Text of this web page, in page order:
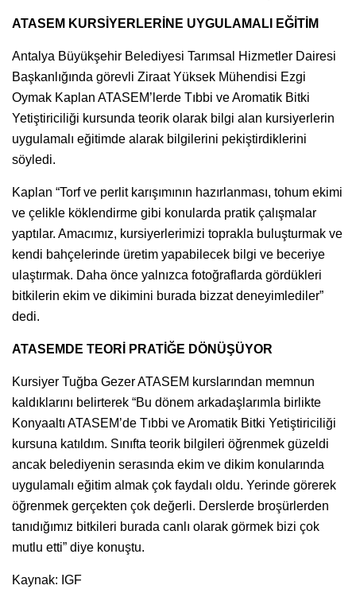
ATASEM KURSİYERLERİNE UYGULAMALI EĞİTİM
Antalya Büyükşehir Belediyesi Tarımsal Hizmetler Dairesi
Başkanlığında görevli Ziraat Yüksek Mühendisi Ezgi
Oymak Kaplan ATASEM’lerde Tıbbi ve Aromatik Bitki
Yetiştiriciliği kursunda teorik olarak bilgi alan kursiyerlerin
uygulamalı eğitimde alarak bilgilerini pekiştirdiklerini
söyledi.
Kaplan “Torf ve perlit karışımının hazırlanması, tohum ekimi
ve çelikle köklendirme gibi konularda pratik çalışmalar
yaptılar. Amacımız, kursiyerlerimizi toprakla buluşturmak ve
kendi bahçelerinde üretim yapabilecek bilgi ve beceriye
ulaştırmak. Daha önce yalnızca fotoğraflarda gördükleri
bitkilerin ekim ve dikimini burada bizzat deneyimlediler”
dedi.
ATASEMDE TEORİ PRATİĞE DÖNÜŞÜYOR
Kursiyer Tuğba Gezer ATASEM kurslarından memnun
kaldıklarını belirterek “Bu dönem arkadaşlarımla birlikte
Konyaaltı ATASEM’de Tıbbi ve Aromatik Bitki Yetiştiriciliği
kursuna katıldım. Sınıfta teorik bilgileri öğrenmek güzeldi
ancak belediyenin serasında ekim ve dikim konularında
uygulamalı eğitim almak çok faydalı oldu. Yerinde görerek
öğrenmek gerçekten çok değerli. Derslerde broşürlerden
tanıdığımız bitkileri burada canlı olarak görmek bizi çok
mutlu etti” diye konuştu.
Kaynak: IGF